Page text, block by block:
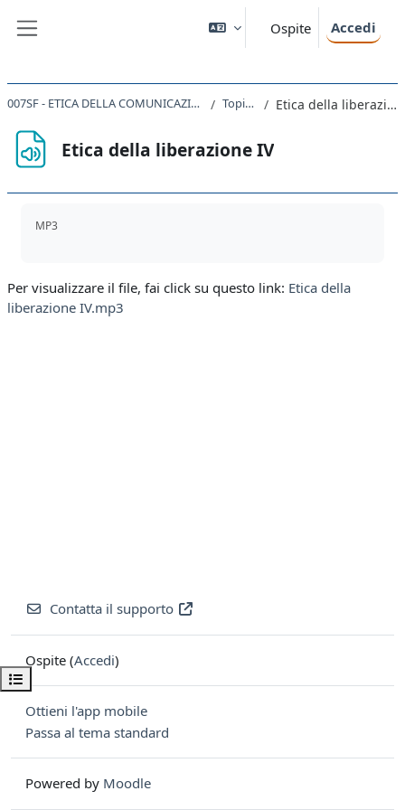
Ospite Accedi
Apri indice del corso
007SF - ETICA DELLA COMUNICAZIONE 2019 Topic 43 Etica della liberazione IV
Etica della liberazione IV
MP3
Per visualizzare il file, fai click su questo link: Etica della
liberazione IV.mp3
Contatta il supporto
Ospite (Accedi)
Ottieni l'app mobile
Passa al tema standard
Powered by Moodle